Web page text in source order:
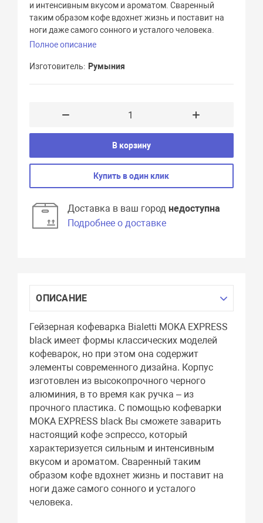
и интенсивным вкусом и ароматом. Сваренный
таким образом кофе вдохнет жизнь и поставит на
ноги даже самого сонного и усталого человека.
Полное описание
Изготовитель Румыния
В корзину
Купить в один клик
Доставка в ваш городнедоступна
Подробнее о доставке
ОПИСАНИЕ
Гейзерная кофеварка Bialetti MOKA EXPRESS
black имеет формы классических моделей
кофеварок, но при этом она содержит
элементы современного дизайна. Корпус
изготовлен из высокопрочного черного
алюминия, в то время как ручка – из
прочного пластика. С помощью кофеварки
MOKA EXPRESS black Вы сможете заварить
настоящий кофе эспрессо, который
характеризуется сильным и интенсивным
вкусом и ароматом. Сваренный таким
образом кофе вдохнет жизнь и поставит на
ноги даже самого сонного и усталого
человека.